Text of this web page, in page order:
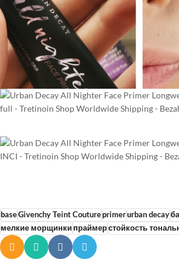
baseGivenchy Teint Coutureprimerurban decay
мелкие морщинки праймерстойкость